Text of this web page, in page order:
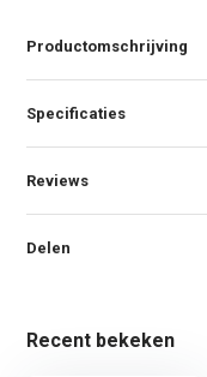
Productomschrijving
Specificaties
Reviews
Delen
Recent bekeken